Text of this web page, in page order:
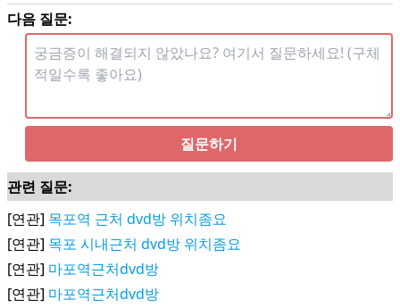
다음 질문:
질문하기
관련 질문:
[연관] 목포역 근처 dvd방 위치좀요
[연관] 목포 시내근처 dvd방 위치좀요
[연관] 마포역근처dvd방
[연관] 마포역근처dvd방